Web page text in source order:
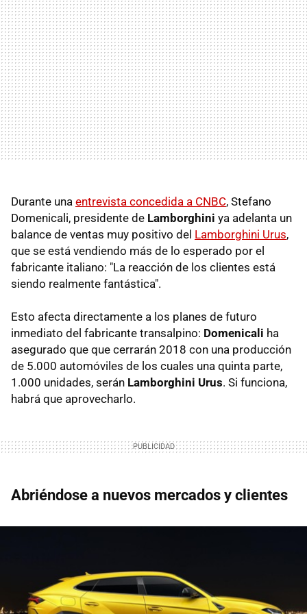
Durante una entrevista concedida a CNBC, Stefano
Domenicali, presidente de Lamborghini ya adelanta un
balance de ventas muy positivo del Lamborghini Urus,
que se está vendiendo más de lo esperado por el
fabricante italiano: "La reacción de los clientes está
siendo realmente fantástica".
Esto afecta directamente a los planes de futuro
inmediato del fabricante transalpino: Domenicali ha
asegurado que que cerrarán 2018 con una producción
de 5.000 automóviles de los cuales una quinta parte,
1.000 unidades, serán Lamborghini Urus. Si funciona,
habrá que aprovecharlo.
Abriéndose a nuevos mercados y clientes